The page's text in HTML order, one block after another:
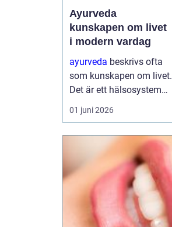
Ayurveda
kunskapen om livet
i modern vardag
ayurveda beskrivs ofta
som kunskapen om livet.
Det är ett hälsosystem
som betonar balans,
helhet och samspelet
omgivning. I stället för
att bara fokusera på
symtom försöker
ayurve...
01 juni 2026